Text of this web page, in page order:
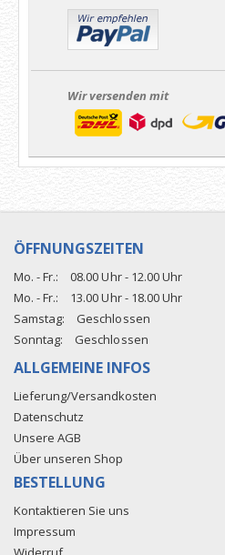
Wir versenden mit
ÖFFNUNGSZEITEN
Mo. - Fr.:
08.00 Uhr - 12.00 Uhr
Mo. - Fr.:
13.00 Uhr - 18.00 Uhr
Samstag:
Geschlossen
Sonntag:
Geschlossen
ALLGEMEINE INFOS
Lieferung/Versandkosten
Datenschutz
Unsere AGB
Über unseren Shop
BESTELLUNG
Kontaktieren Sie uns
Impressum